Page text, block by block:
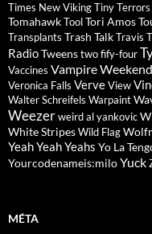
Times New VikingTiny Terrors
TomahawkToolTori Amos
Transplants Trash TalkTravis
RadioTweenstwo fify-four
Vaccines Vampire Weekend
Veronica Falls VerveView
Walter Schreifels Warpaint
Weezerweird al yankovic
White StripesWild Flag
Yeah Yeah Yeahs Yo La
Yourcodenameis:miloYuck
MÉTA